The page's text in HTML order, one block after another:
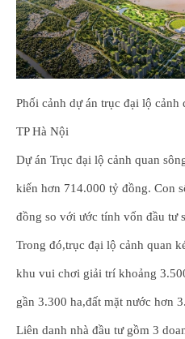
Phối cảnh dự án trục đại lộ
TP Hà Nội
Dự án Trục đại lộ cảnh quan
kiến hơn 714.000 tỷ đồng. Con
đồng so với ước tính vốn đầu tư
Trong đó,trục đại lộ cảnh quan
khu vui chơi giải trí khoảng
gần 3.300 ha,đất mặt nước hơn
Liên danh nhà đầu tư gồm 3